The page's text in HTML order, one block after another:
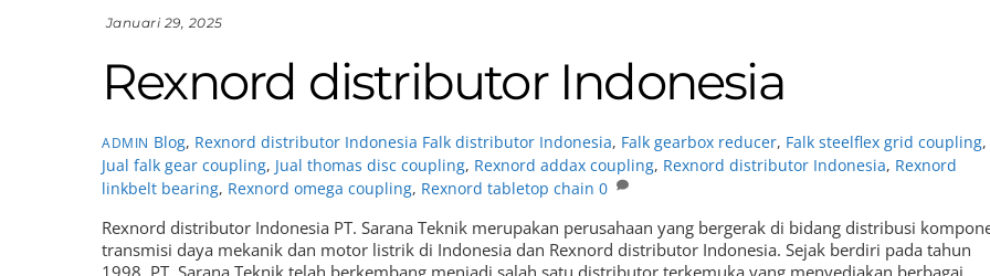
Januari 29, 2025
Rexnord distributor Indonesia
ADMIN Blog, Rexnord distributor Indonesia Falk distributor Indonesia, Falk gearbox reducer, Falk steelflex grid coupling,
Jual falk gear coupling, Jual thomas disc coupling, Rexnord addax coupling, Rexnord distributor Indonesia, Rexnord
linkbelt bearing, Rexnord omega coupling, Rexnord tabletop chain 0
Rexnord distributor Indonesia PT. Sarana Teknik merupakan perusahaan yang bergerak di bidang distribusi
transmisi daya mekanik dan motor listrik di Indonesia dan Rexnord distributor Indonesia. Sejak berdiri pada tahun
1998, PT. Sarana Teknik telah berkembang menjadi salah satu distributor terkemuka yang menyediakan berbagai